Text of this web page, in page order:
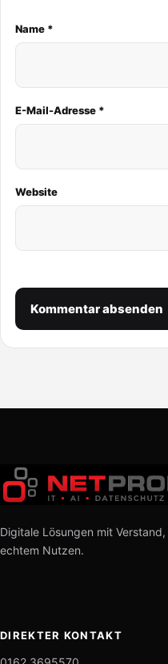
Name *
E-Mail-Adresse *
Website
Digitale Lösungen mit
echtem Nutzen.
DIREKTER KONTAKT